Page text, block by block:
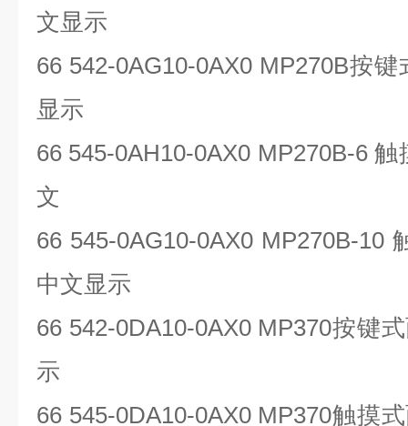
文显示
66 542-0AG10-0AX0 MP270B按键
显示
66 545-0AH10-0AX0 MP270B-6触
文
66 545-0AG10-0AX0 MP270B-10
中文显示
66 542-0DA10-0AX0 MP370按键
示
66 545-0DA10-0AX0 MP370触摸